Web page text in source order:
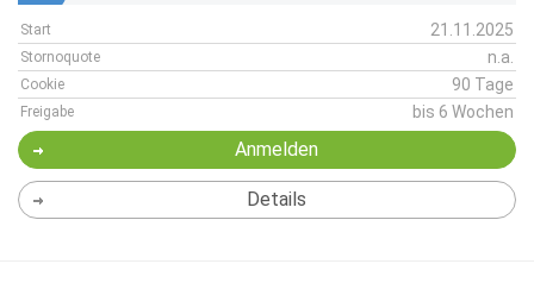
Start 21.11.2025
Stornoquote n.a.
Cookie 90 Tage
Freigabe bis 6 Wochen
Anmelden
Details